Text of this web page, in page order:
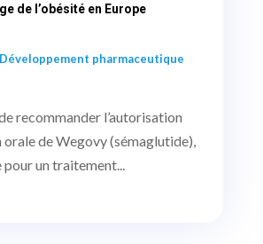
de l’obésité en Europe
Développement pharmaceutique
recommander l’autorisation
orale de Wegovy (sémaglutide),
pour un traitement...